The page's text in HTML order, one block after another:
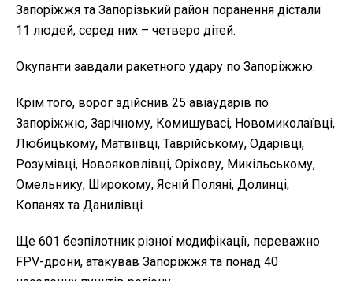
Запоріжжя та Запорізький район поранення дістали
11 людей, серед них – четверо дітей.
Окупанти завдали ракетного удару по Запоріжжю.
Крім того, ворог здійснив 25 авіаударів по
Запоріжжю, Зарічному, Комишувасі, Новомиколаївці,
Любицькому, Матвіївці, Таврійському, Одарівці,
Розумівці, Новояковлівці, Оріхову, Микільському,
Омельнику, Широкому, Ясній Поляні, Долинці,
Копанях та Данилівці.
Ще 601 безпілотник різної модифікації, переважно
FPV-дрони, атакував Запоріжжя та понад 40